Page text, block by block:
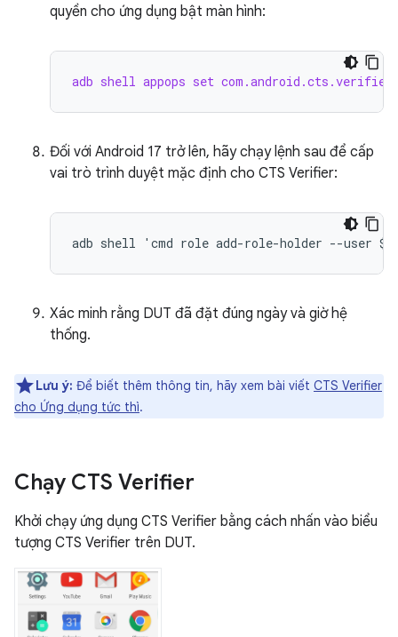
quyền cho ứng dụng bật màn hình:
adb shell appops set com.android.cts.verifier
Đối với Android 17 trở lên, hãy chạy lệnh sau để cấp
vai trò trình duyệt mặc định cho CTS Verifier:
Xác minh rằng DUT đã đặt đúng ngày và giờ hệ
thống.
Lưu ý: Để biết thêm thông tin, hãy xem bài viết CTS Verifier
cho Ứng dụng tức thì.
Chạy CTS Verifier
Khởi chạy ứng dụng CTS Verifier bằng cách nhấn vào biểu
tượng CTS Verifier trên DUT.